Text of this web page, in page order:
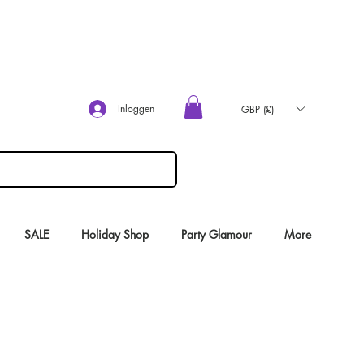
Inloggen GBP (£)
SALE Holiday Shop Party Glamour More